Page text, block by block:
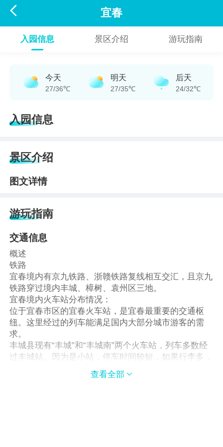
 宜春
入园信息 景区介绍 游玩指南
今天
27/36℃
明天
27/35℃
后天
24/32℃
入园信息
景区介绍
图文详情
游玩指南
交通信息
概述
铁路
宜春境内有京九铁路、浙赣铁路复线相互交汇，且京九
铁路穿过境内丰城、樟树、袁州区三地。
宜春境内火车站分布情况：
位于宜春市区的宜春火车站，是宜春最重要的交通枢
纽。这里经过的列车能满足国内大部分城市游客的需
求。
丰城县现有“丰城”和“丰城南”两个火车站，列车多数经
过丰城站。因为是小站，停车时间较短，如果行李多，
最好提前做好下车准备。
樟树县现有“樟树”和“樟树东”两个火车站，到达两火车
查看全部 